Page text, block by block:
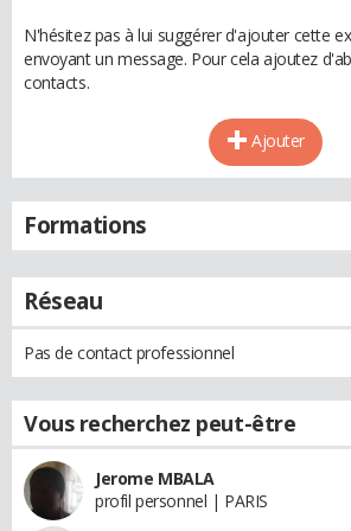
N'hésitez pas à lui suggérer d'ajouter cette
envoyant un message. Pour cela ajoutez
contacts.
Ajouter
Formations
Réseau
Pas de contact professionnel
Vous recherchez peut-être
Jerome MBALA
profil personnel | PARIS